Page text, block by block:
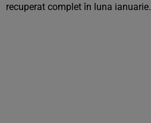
recuperat complet în luna ianuarie.